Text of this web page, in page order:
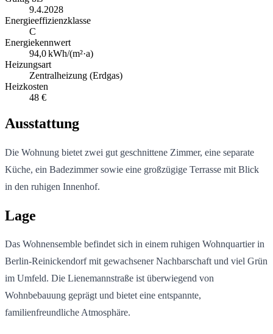
9.4.2028
Energieeffizienzklasse
C
Energiekennwert
94,0kWh/(m²·a)
Heizungsart
Zentralheizung (Erdgas)
Heizkosten
48 €
Ausstattung
Die Wohnung bietet zwei gut geschnittene Zimmer, eine separate
Küche, ein Badezimmer sowie eine großzügige Terrasse mit Blick
in den ruhigen Innenhof.
Lage
Das Wohnensemble befindet sich in einem ruhigen Wohnquartier in
Berlin-Reinickendorf mit gewachsener Nachbarschaft und viel Grün
im Umfeld. Die Lienemannstraße ist überwiegend von
Wohnbebauung geprägt und bietet eine entspannte,
familienfreundliche Atmosphäre.